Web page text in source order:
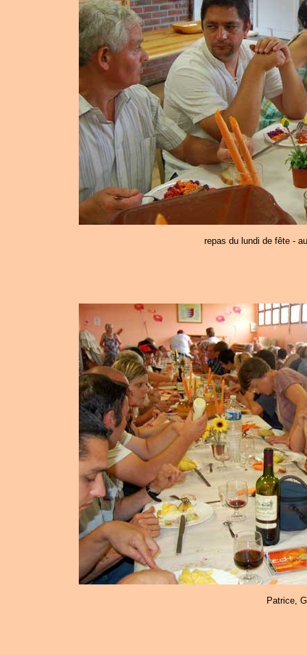
repas du lundi de fête -
Patrice,